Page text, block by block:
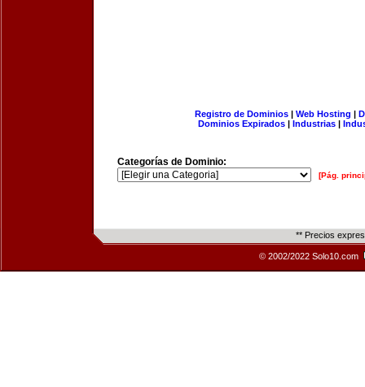
Registro de Dominios| Web Hosting |
Dominios Expirados | Industrias |
Categorías de Dominio:
[Pág.
** Precios
© 2002/2022 Solo10.com